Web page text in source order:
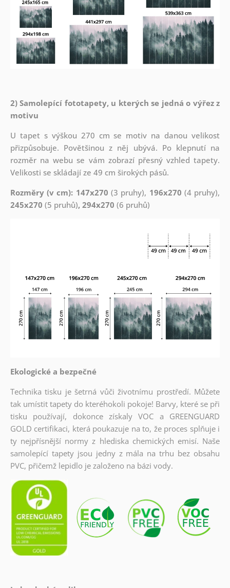
2) Samolepící fototapety, u kterých se jedná o výřez z
motivu
U tapet s výškou 270 cm se motiv na danou velikost
přizpůsobuje. Povětšinou z něj ubývá. Po klepnutí na
rozměr na webu se vám zobrazí přesný vzhled tapety.
Velikosti se skládají ze 49 cm širokých pásů.
Rozměry (v cm): 147x270 (3 pruhy), 196x270 (4 pruhy),
245x270 (5 pruhů), 294x270 (6 pruhů)
Ekologické a bezpečné
Technika tisku je šetrná vůči životnímu prostředí. Můžete
tak umístit tapety do kteréhokoli pokoje! Barvy, které se při
tisku používají, dokonce získaly VOC a GREENGUARD
GOLD certifikaci, která poukazuje na to, že proces splňuje i
ty nejpřísnější normy z hlediska chemických emisí. Naše
samolepící tapety jsou jedny z mála na trhu bez obsahu
PVC, přičemž lepidlo je založeno na bázi vody.